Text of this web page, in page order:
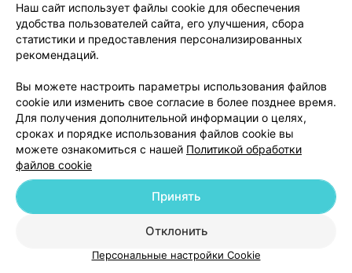
Медицинский маркетинг
Публичный договор
Пользовательское соглашение
Способы оплаты
Написать в поддержку
Персональные настройки cookie
Обработка персональных данных
© 2026 ООО «Артокс Лаб», УНП 191700409| 220012, Республика Беларусь,
ВЫ ВЛАДЕЛЕЦ?
Наш сайт использует файлы cookie для обеспечения
удобства пользователей сайта, его улучшения, сбора
статистики и предоставления персонализированных
рекомендаций.
Вы можете настроить параметры использования файлов
cookie или изменить свое согласие в более позднее время.
Для получения дополнительной информации о целях,
сроках и порядке использования файлов cookie вы
можете ознакомиться с нашей Политикой обработки
файлов cookie
Отклонить
Принять
Персональные настройки Cookie